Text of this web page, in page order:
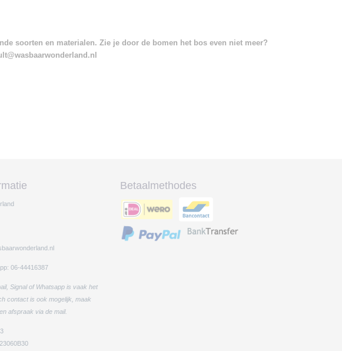
soorten en materialen. Zie je door de bomen het bos even niet meer?
06-44416387
Signal of Whatsapp is vaak het
contact is ook mogelijk, maak
afspraak via de mail.
Betaalmethodes